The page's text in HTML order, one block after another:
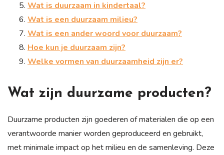
Wat is duurzaam in kindertaal?
Wat is een duurzaam milieu?
Wat is een ander woord voor duurzaam?
Hoe kun je duurzaam zijn?
Welke vormen van duurzaamheid zijn er?
Wat zijn duurzame producten?
Duurzame producten zijn goederen of materialen die op een
verantwoorde manier worden geproduceerd en gebruikt,
met minimale impact op het milieu en de samenleving. Deze